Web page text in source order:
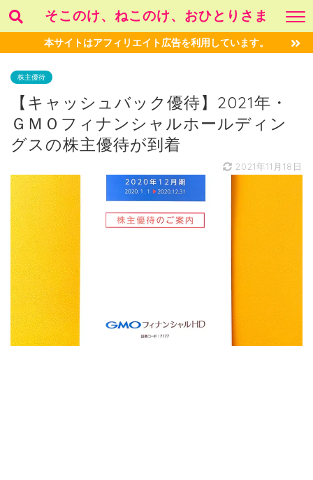
そこのけ、ねこのけ、おひとりさま
本サイトはアフィリエイト広告を利用しています。
株主優待
【キャッシュバック優待】2021年・
ＧＭＯフィナンシャルホールディン
グスの株主優待が到着
2021年11月18日